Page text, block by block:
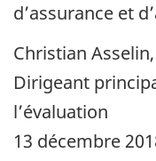
d’assurance et
Christian Asselin,
Dirigeant
l’évaluation
13 décembre